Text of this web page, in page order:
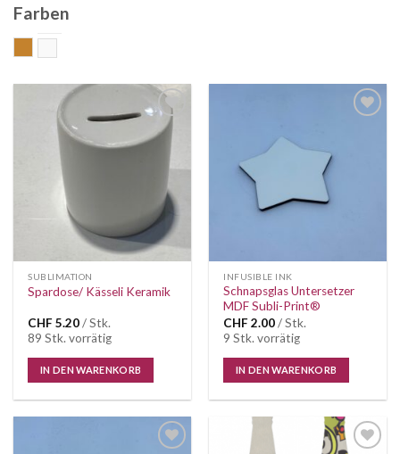
Farben
Auf die
Wunschliste
SUBLIMATION
Spardose/ Kässeli Keramik
CHF 5.20/ Stk.
89 Stk. vorrätig
IN DEN WARENKORB
INFUSIBLE INK
Schnapsglas Untersetzer
MDF Subli-Print®
CHF 2.00/ Stk.
9 Stk. vorrätig
IN DEN WARENKORB